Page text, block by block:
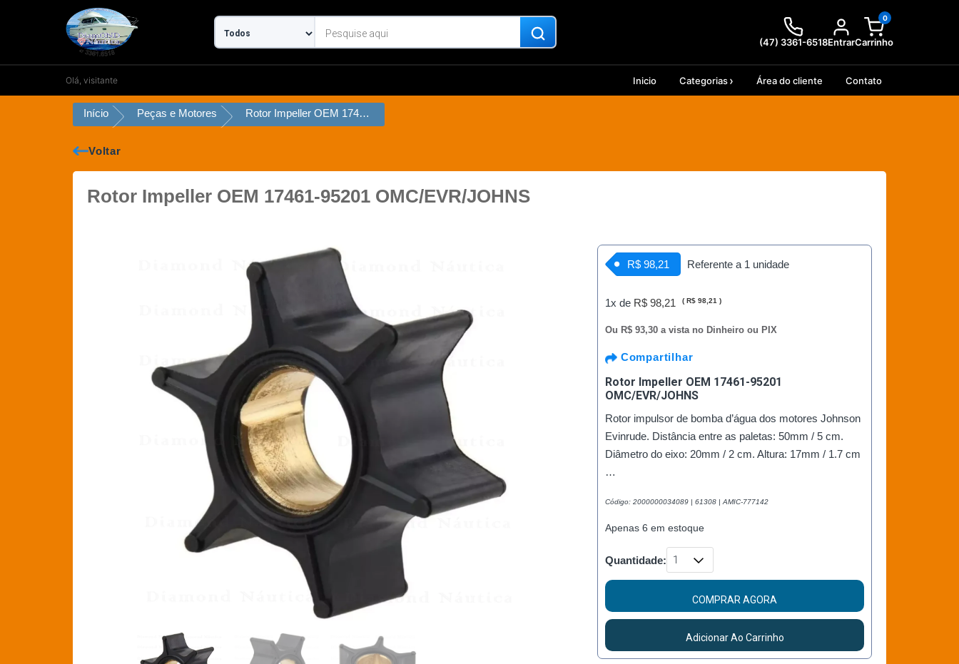
conteúdo
(47) 3361-6518Entrar
0
Carrinho
Olá, visitante Inicio Categorias Área do cliente Contato
Início Peças e Motores Rotor Impeller OEM 17461-95201 OMC/EVR/JOHNS
Voltar
Rotor Impeller OEM 17461-95201 OMC/EVR/JOHNS
R$ 98,21 Referente a 1 unidade
1x de R$ 98,21 ( R$ 98,21 )
Ou R$ 93,30 a vista no Dinheiro ou PIX
Compartilhar
Rotor Impeller OEM 17461-95201
OMC/EVR/JOHNS
Rotor impulsor de bomba d’água dos motores Johnson
Evinrude. Distância entre as paletas: 50mm / 5 cm.
Diâmetro do eixo: 20mm / 2 cm. Altura: 17mm / 1.7 cm
…
Código: 2000000034089 | 61308 | AMIC-777142
Apenas 6 em estoque
Quantidade:
COMPRAR AGORA
Adicionar Ao Carrinho